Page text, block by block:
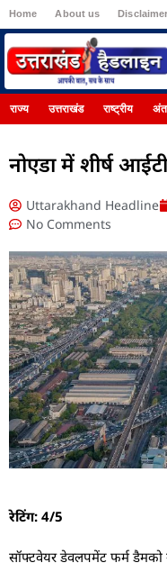
Home About us Disclaimer
राज्य उत्तराखंड राष्ट्रीय
नोएडा में शीर्ष
Uttarakhand Headline
No Comments
रेटिंग: 4/5
सॉफ्टवेयर डेवलपमेंट फर्म डैमको